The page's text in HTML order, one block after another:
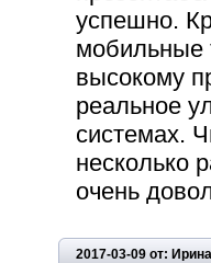
успешно.
мобильные
высокому
реальное
системах.
несколько
очень
2017-03-09 от: